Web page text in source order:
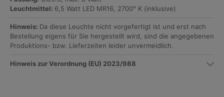
Leuchtmittel: 6,5 Watt LED MR16, 2700° K (inklusive)
Hinweis: Da diese Leuchte nicht vorgefertigt ist und erst nach
Bestellung eigens für Sie hergestellt wird, sind die angegebenen
Produktions- bzw. Lieferzeiten leider unvermeidlich.
Hinweis zur Verordnung (EU) 2023/988